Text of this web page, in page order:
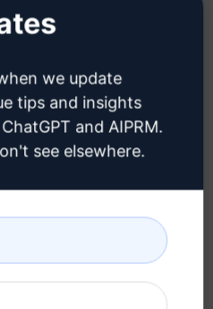
nasıl
öğrenmek için
tıklayın
İstemi
deneyin
we update
tips and insights
and AIPRM.
see elsewhere.